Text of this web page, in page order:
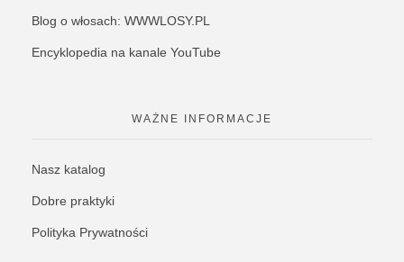
Blog o włosach: WWWLOSY.PL
Encyklopedia na kanale YouTube
WAŻNE INFORMACJE
Nasz katalog
Dobre praktyki
Polityka Prywatności